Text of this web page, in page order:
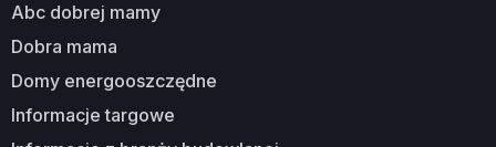
abc dobrej mamy
dobra mama
domy energooszczędne
informacje targowe